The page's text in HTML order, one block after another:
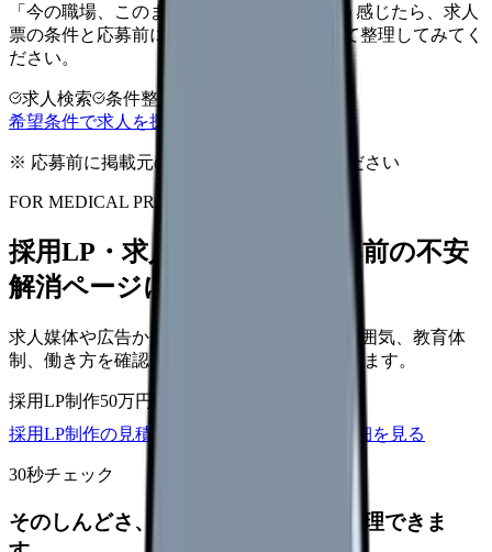
「今の職場、このままでいいのかな...」そう感じたら、求人
票の条件と応募前に確認したい不安を分けて整理してみてく
ださい。
求人検索 条件整理
希望条件で求人を探す
※ 応募前に掲載元の最新情報を確認してください
FOR MEDICAL PROVIDERS
採用LP・求人ページを、応募前の不安
解消ページにできます
求人媒体や広告から来た看護師が、職場の雰囲気、教育体
制、働き方を確認して応募できるLPを設計します。
採用LP制作50万円〜
採用LP制作の見積もりを依頼
サービス詳細を見る
30秒チェック
そのしんどさ、転職すべきサインか整理できま